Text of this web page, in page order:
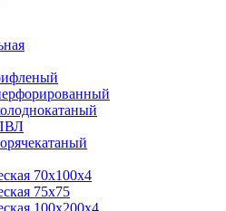
70х100х4
75х75
100х200х4